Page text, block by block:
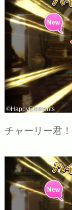
©HappyElements
チャーリー君！